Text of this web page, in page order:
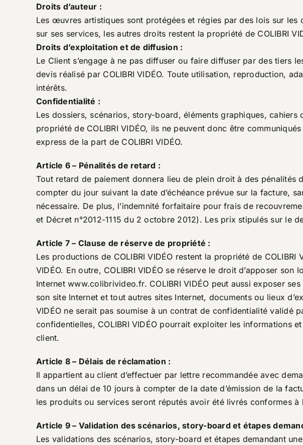
Droits d’auteur :
Les œuvres artistiques sont protégées et régies par des lois sur les
sur ses services, les autres droits restent la propriété de COLIBRI
Droits d’exploitation et de diffusion :
Le Client s’engage à ne pas diffuser ou faire diffuser par des tiers
devis réalisé par COLIBRI VIDÉO. Toute utilisation, reproduction,
intérêts.
Confidentialité :
Les dossiers, scénarios, story-board, éléments graphiques, cahiers
propriété de COLIBRI VIDÉO, ils ne peuvent donc être
express de la part de COLIBRI VIDÉO.
Article 6 – Pénalités de retard :
Tout retard de paiement donnera lieu de plein droit à des
compter du jour suivant la date d’échéance prévue sur la facture,
nécessaire. De plus, l’indemnité forfaitaire pour frais de
et Décret n°2012-1115 du 2 octobre 2012). Les prix stipulés sur le
Article 7 – Clause de réserve de propriété :
Les productions de COLIBRI VIDÉO restent la propriété de
VIDÉO. En outre, COLIBRI VIDÉO se réserve le droit d’apposer
Internetwww.colibrivideo.fr. COLIBRI VIDÉO peut aussi exposer
son site Internet et tout autres sites Internet, documents ou lieux
VIDÉO ne serait pas soumise à un contrat de confidentialité validé
confidentielles, COLIBRI VIDÉO pourrait exploiter les informations
client.
Article 8 – Délais de réclamation :
Il appartient au client d’effectuer par lettre recommandée avec
dans un délai de 10 jours à compter de la date d’émission de la
les produits ou services seront réputés avoir été livrés conformes
Article 9 – Validation des scénarios, story-board et étapes
Les validations des scénarios, story-board et étapes demandant